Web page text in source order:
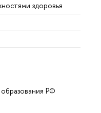
здоровья
РФ